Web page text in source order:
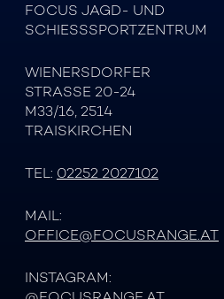
FOCUS JAGD- UND
SCHIESSSPORTZENTRUM
WIENERSDORFER
STRASSE 20-24
M33/16, 2514
TRAISKIRCHEN
TEL: 02252 2027102
MAIL:
OFFICE@FOCUSRANGE.AT
INSTAGRAM: